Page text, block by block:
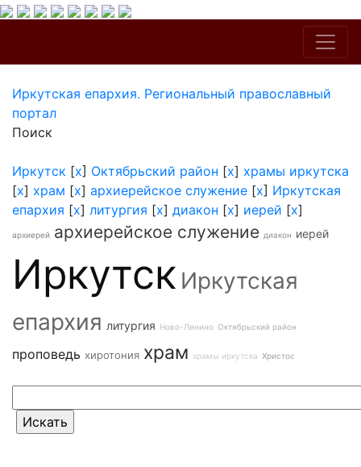
Иркутская епархия. Региональный православный
портал
Поиск
Иркутск [x] Октябрьский район [x] храмы иркутска
[x] храм [x] архиерейское служение [x] Иркутская
епархия [x] литургия [x] диакон [x] иерей [x]
архиерей архиерейское служение диакон иерей
Иркутск Иркутская
епархия литургия Ново-Ленино Октябрьский район
проповедь хиротония храм храмы иркутска Христос